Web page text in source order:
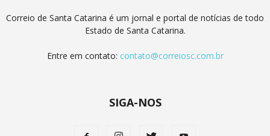
Correio de Santa Catarina é um jornal e portal de notícias de todo
Estado de Santa Catarina.
Entre em contato: contato@correiosc.com.br
SIGA-NOS